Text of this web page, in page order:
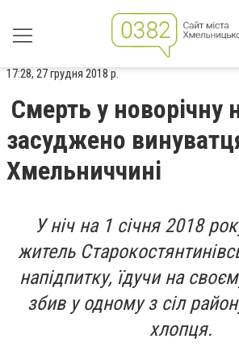
17:28, 27 грудня 2018 р.
Смерть у новорічну
засуджено
Хмельниччині
У ніч на 1 січня 2018
житель
напідпитку, їдучи на
збив у одному з сіл
хлопця.